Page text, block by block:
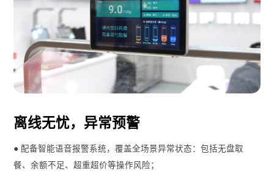
离线无忧，异常预警
● 配备智能语音报警系统，覆盖全场景异常状态：包括无盘取
餐、余额不足、超重超价等操作风险；